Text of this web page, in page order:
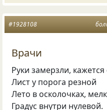
#1928108
Врачи
Руки замерзли, кажется
Лист у порога резной
Лето в осколочках,
Градус внутри нулевой.